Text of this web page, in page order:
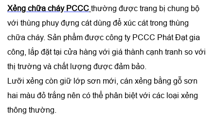
Xẻng chữa cháy PCCC thường được trang bị chung bộ
với thùng phuy đựng cát dùng để xúc cát trong thùng
chữa cháy. Sản phẩm được công ty PCCC Phát Đạt gia
công, lắp đặt tại cửa hàng với giá thành cạnh tranh so với
thị trường và chất lượng được đảm bảo.
Lưỡi xẻng còn giữ lớp sơn mới, cán xẻng bằng gỗ sơn
hai màu đỏ trắng nên có thể phân biệt với các loại xẻng
thông thường.